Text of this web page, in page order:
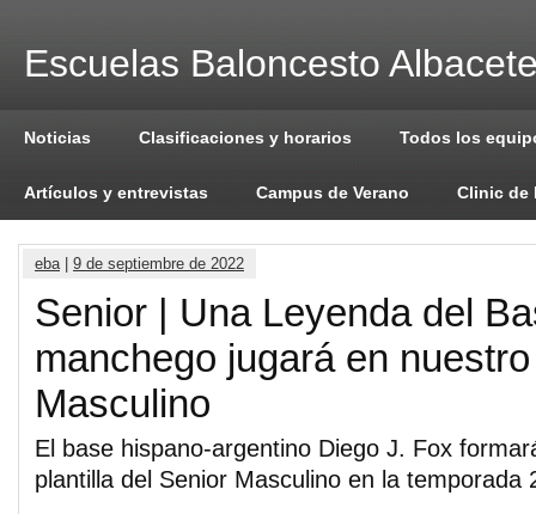
Escuelas Baloncesto
Noticias Clasificaciones y horarios Todos los
Artículos y entrevistas Campus de Verano Clinic de
eba| 9 de septiembre de 2022
Senior | Una Leyenda del
manchego jugará en
Masculino
El base hispano-argentino Diego J. Fox
plantilla del Senior Masculino en la temporada